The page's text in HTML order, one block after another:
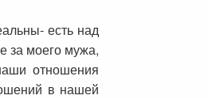
есть над
за моего мужа,
отношения
в нашей